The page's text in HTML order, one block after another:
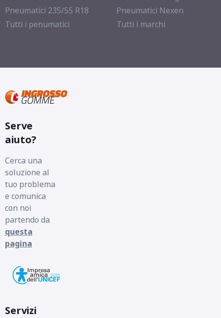
Pneumatici 235/55 R18
Tutti i penumatici
Pneumatici Nexen
Tutti i marchi
Serve
aiuto?
Cerca una
soluzione al
tuo problema
e comunica
con noi
partendo da
questa
pagina
Servizi